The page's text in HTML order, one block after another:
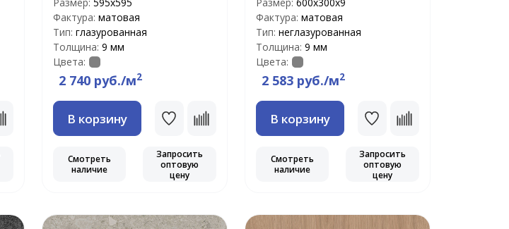
Фактура: матовая
Тип: глазурованная
Толщина: 9 мм
Цвета:
2 740 руб./м2
В корзину
Смотреть
наличие
Запросить
оптовую
цену
Фактура: матовая
Тип: неглазурованная
Толщина: 9 мм
Цвета:
2 583 руб./м2
В корзину
Смотреть
наличие
Запросить
оптовую
цену